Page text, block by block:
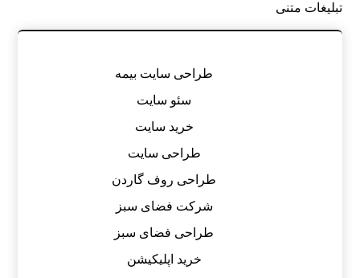
تبلیغات متنی
طراحی سایت بیمه
سئو سایت
خرید سایت
طراحی سایت
طراحی روف گاردن
شرکت فضای سبز
طراحی فضای سبز
خرید اپلیکیشن